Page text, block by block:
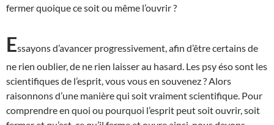
fermer quoique ce soit ou même l’ouvrir ?
Essayons d’avancer progressivement, afin d’être certains de
ne rien oublier, de ne rien laisser au hasard. Les psy éso sont les
scientifiques de l’esprit, vous vous en souvenez ? Alors
raisonnons d’une manière qui soit vraiment scientifique. Pour
comprendre en quoi ou pourquoi l’esprit peut soit ouvrir, soit